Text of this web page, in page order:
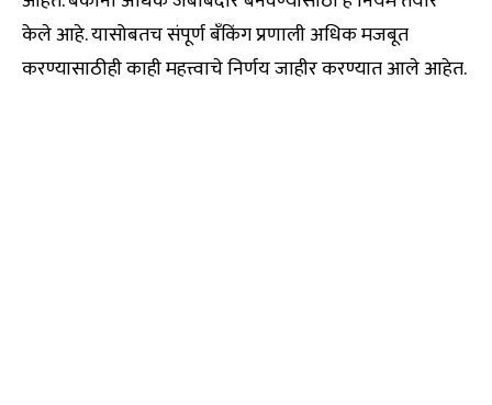
केले आहे. यासोबतच संपूर्ण बँकिंग प्रणाली अधिक मजबूत
करण्यासाठीही काही महत्त्वाचे निर्णय जाहीर करण्यात आले आहेत.